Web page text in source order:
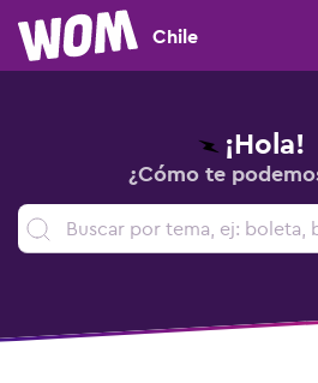
Chile
¡Hola!
¿Cómo te